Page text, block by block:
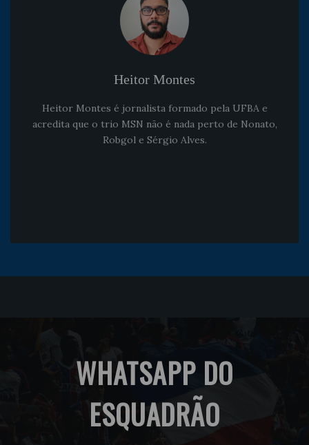
Heitor Montes
Heitor Montes é jornalista formado pela UFBA e
acredita que o trio MSN não é nada perto de Nonato,
Robgol e Sérgio Alves.
WHATSAPP DO
ESQUADRÃO